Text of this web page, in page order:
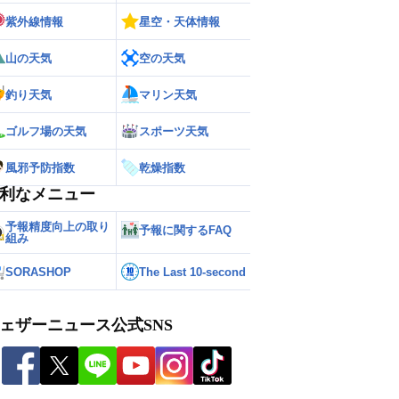
紫外線情報 星空・天体情報
山の天気 空の天気
釣り天気 マリン天気
ゴルフ場の天気 スポーツ天気
風邪予防指数 乾燥指数
なメニュー
予報精度向上の取り
組み
予報に関するFAQ
SORASHOP The Last 10-second
ザーニュース公式SNS